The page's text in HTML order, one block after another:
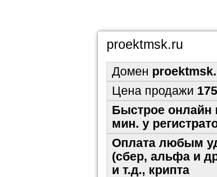
proektmsk.ru
Домен
Цена продажи
Быстрое онлайн
мин. у
Оплата любым
(сбер, альфа и
и т.д., крипта